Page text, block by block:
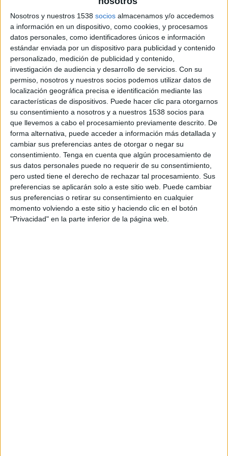
Nosotros y nuestros 1538 socios almacenamos y/o accedemos
a información en un dispositivo, como cookies, y procesamos
datos personales, como identificadores únicos e información
estándar enviada por un dispositivo para publicidad y contenido
personalizado, medición de publicidad y contenido,
investigación de audiencia y desarrollo de servicios. Con su
permiso, nosotros y nuestros socios podemos utilizar datos de
localización geográfica precisa e identificación mediante las
características de dispositivos. Puede hacer clic para otorgarnos
su consentimiento a nosotros y a nuestros 1538 socios para
que llevemos a cabo el procesamiento previamente descrito. De
forma alternativa, puede acceder a información más detallada y
cambiar sus preferencias antes de otorgar o negar su
consentimiento. Tenga en cuenta que algún procesamiento de
sus datos personales puede no requerir de su consentimiento,
pero usted tiene el derecho de rechazar tal procesamiento. Sus
preferencias se aplicarán solo a este sitio web. Puede cambiar
sus preferencias o retirar su consentimiento en cualquier
momento volviendo a este sitio y haciendo clic en el botón
"Privacidad" en la parte inferior de la página web.
A més, els veïns asseguren quehi té una
guingueta sense cap permís amb la que fa
negoci. Tot plegat en un espai quellinda amb
els Aiguamolls de l'Empordà. El problema és
que es tracta d'un camí públic que dona accés a
una zona on una part és propietat d'aquest
home.
"El que no pot ser és que ens barri el pas i que
la gent no ho sàpiga. Que tothom es pensi que
el que fa és normal", es queixa la portaveu del
Grup de Defensa de la Gola del Fluvià,Esther
Condom.
Per això, des de l'entitat, amb elsuport de la